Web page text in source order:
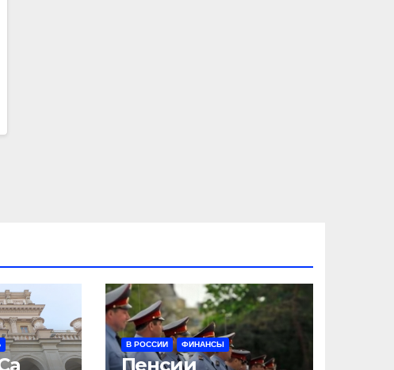
В РОССИИ ФИНАНСЫ
Пенсии